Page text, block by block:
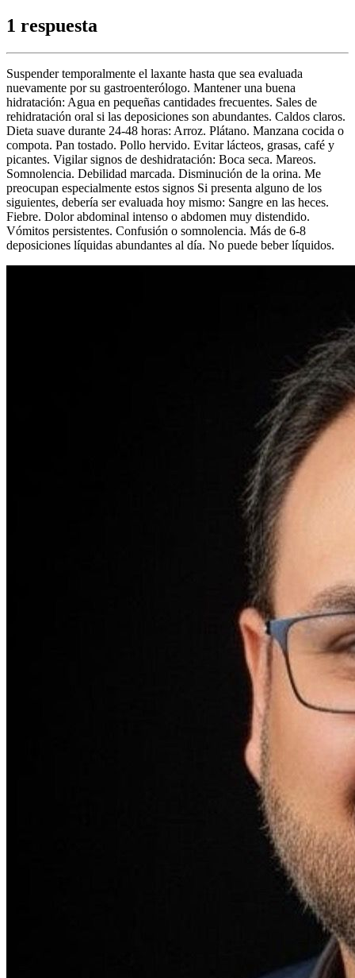
1 respuesta
Suspender temporalmente el laxante hasta que sea evaluada
nuevamente por su gastroenterólogo. Mantener una buena
hidratación: Agua en pequeñas cantidades frecuentes. Sales de
rehidratación oral si las deposiciones son abundantes. Caldos claros.
Dieta suave durante 24-48 horas: Arroz. Plátano. Manzana cocida o
compota. Pan tostado. Pollo hervido. Evitar lácteos, grasas, café y
picantes. Vigilar signos de deshidratación: Boca seca. Mareos.
Somnolencia. Debilidad marcada. Disminución de la orina. Me
preocupan especialmente estos signos Si presenta alguno de los
siguientes, debería ser evaluada hoy mismo: Sangre en las heces.
Fiebre. Dolor abdominal intenso o abdomen muy distendido.
Vómitos persistentes. Confusión o somnolencia. Más de 6-8
deposiciones líquidas abundantes al día. No puede beber líquidos.